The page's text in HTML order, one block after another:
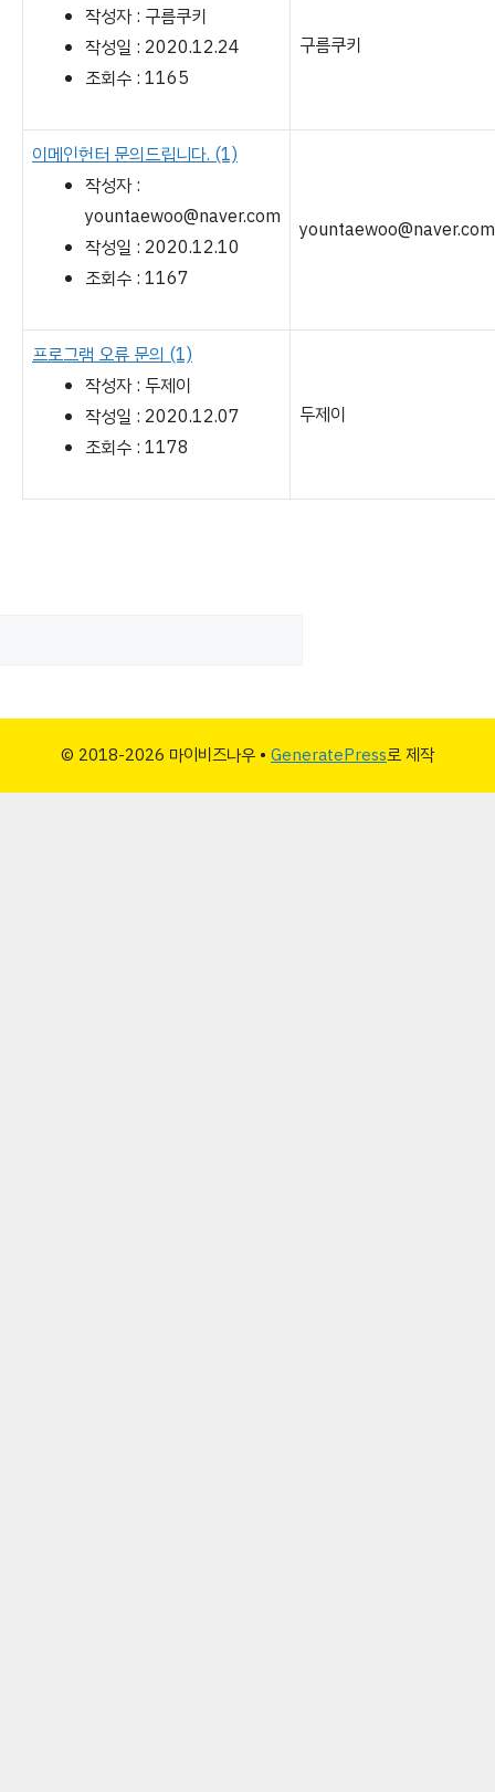
작성자 : 구름쿠키
작성일 : 2020.12.24
조회수 : 1165
구름쿠키
이메인헌터 문의드립니다.(1)
작성자 :
yountaewoo@naver.com
작성일 : 2020.12.10
조회수 : 1167
yountaewoo@naver.com
프로그램 오류 문의(1)
작성자 : 두제이
작성일 : 2020.12.07
조회수 : 1178
두제이
© 2018-2026 마이비즈나우 • GeneratePress로 제작